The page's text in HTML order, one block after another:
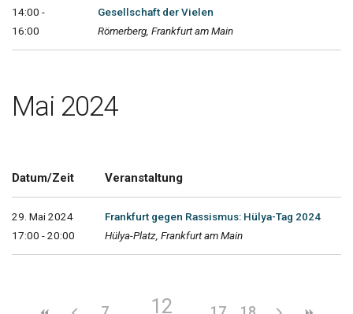
14:00 -
16:00
Gesellschaft der Vielen
Römerberg, Frankfurt am Main
Mai 2024
Datum/Zeit Veranstaltung
29. Mai 2024
17:00 - 20:00
Frankfurt gegen Rassismus: Hülya-Tag 2024
Hülya-Platz, Frankfurt am Main
12